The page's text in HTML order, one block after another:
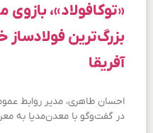
«توکافولاد»، بازوی
بزرگ‌ترین فولادساز
آفریقا
احسان طاهری، مدیر روابط
در گفت‌وگو با معدن‌مدیا به